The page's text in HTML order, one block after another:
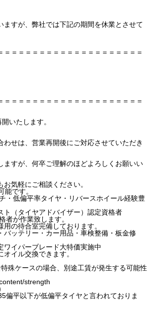
すが、弊社では下記の期間を休業とさせて
＝＝＝＝＝＝＝＝＝＝＝＝＝＝＝＝＝＝＝＝
＝＝＝＝＝＝＝＝＝＝＝＝＝＝＝＝＝＝＝＝
いたします。
わせは、営業再開後にご対応させていただき
ますが、何卒ご理解のほどよろしくお願いい
気軽にご相談ください。
です。
・低偏平率タイヤ・リバースホイール経験豊
（タイヤアドバイザー）認定資格者
が作業致します。
の待合室完備しております。
ッテリー・カー用品・車検整備・板金修
イパーブレード大特価実施中
イル交換できます。
殊ケースの場合、別途工賃が発生する可能性
strength
偏平以下が低偏平タイヤと言われておりま